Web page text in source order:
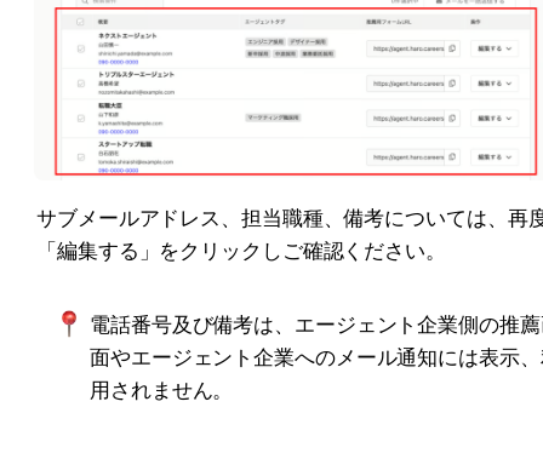
サブメールアドレス、担当職種、備考については、再
「編集する」をクリックしご確認ください。
電話番号及び備考は、エージェント企業側の推
面やエージェント企業へのメール通知には表示
用されません。